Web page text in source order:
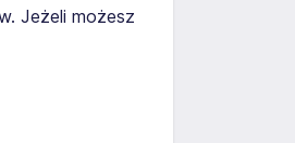
Jeżeli możesz